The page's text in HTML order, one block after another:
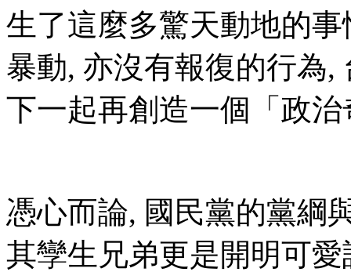
生了這麼多驚天動地的
暴動, 亦沒有報復的行為,
下一起再創造一個「政
憑心而論, 國民黨的黨綱
其孿生兄弟更是開明可